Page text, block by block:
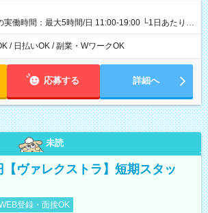
実働時間：最大5時間/日 11:00-19:00 └1日あたりの
5時間 └上記の時間帯内であれば、いつでも勤務可
土曜日の中で、お好きな曜日でご勤務いただけま
などのように、自由な働き方が可能なお仕事です！
/ 日払いOK / 副業・WワークOK
応募する 詳細へ
未読
ヴァレクストラ】短期スタッ
登録・面接OK